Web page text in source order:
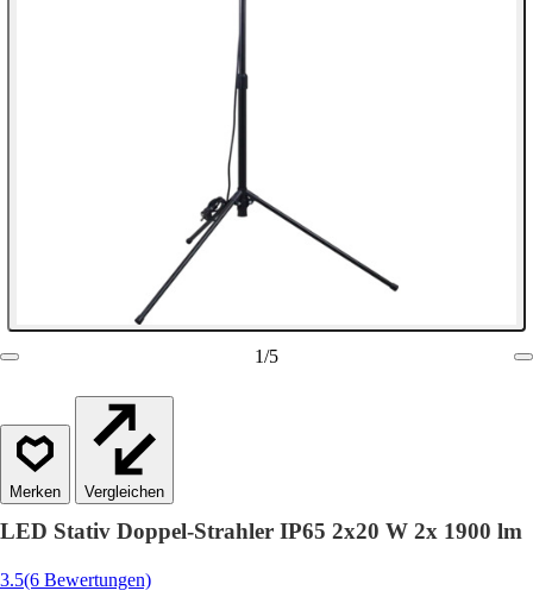
1/5
Vergleichen
LED Stativ Doppel-Strahler IP65 2x20 W 2x 1900 lm
3.5(6 Bewertungen)